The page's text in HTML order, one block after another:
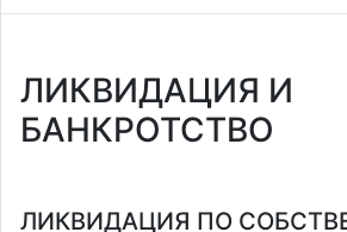
ЛИКВИДАЦИЯ И
БАНКРОТСТВО
ЛИКВИДАЦИЯ ПО